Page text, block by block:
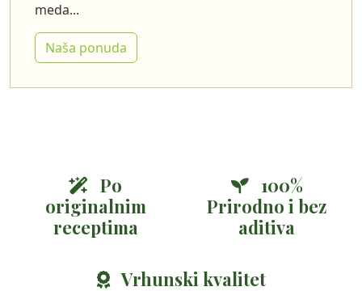
meda...
Naša ponuda
Po
originalnim
receptima
100%
Prirodno i bez
aditiva
Vrhunski kvalitet